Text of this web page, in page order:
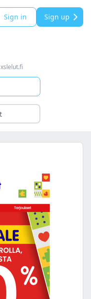
Sign in Sign up
xslelut.fi